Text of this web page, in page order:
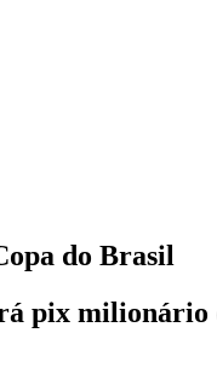
do Brasil
pix